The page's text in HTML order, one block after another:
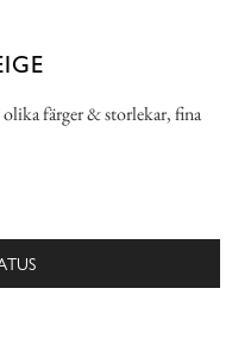
färger & storlekar, fina